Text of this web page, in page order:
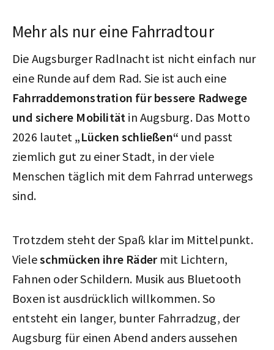
Mehr als nur eine Fahrradtour
Die Augsburger Radlnacht ist nicht einfach nur
eine Runde auf dem Rad. Sie ist auch eine
Fahrraddemonstration für bessere Radwege
und sichere Mobilität in Augsburg. Das Motto
2026 lautet „Lücken schließen“ und passt
ziemlich gut zu einer Stadt, in der viele
Menschen täglich mit dem Fahrrad unterwegs
sind.
Trotzdem steht der Spaß klar im Mittelpunkt.
Vieleschmücken ihre Räder mit Lichtern,
Fahnen oder Schildern. Musik aus Bluetooth
Boxen ist ausdrücklich willkommen. So
entsteht ein langer, bunter Fahrradzug, der
Augsburg für einen Abend anders aussehen